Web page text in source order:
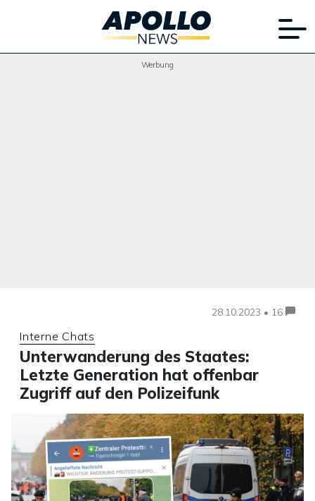
Werbung
28.10.2023 • 16
Interne Chats
Unterwanderung des Staates:
Letzte Generation hat offenbar
Zugriff auf den Polizeifunk